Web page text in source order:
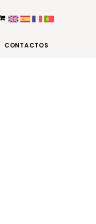
CONTACTOS